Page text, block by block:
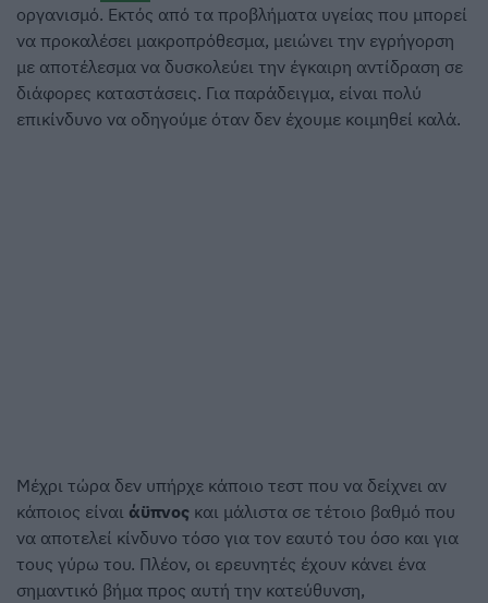
οργανισμό. Εκτός από τα προβλήματα υγείας που μπορεί
να προκαλέσει μακροπρόθεσμα, μειώνει την εγρήγορση
με αποτέλεσμα να δυσκολεύει την έγκαιρη αντίδραση σε
διάφορες καταστάσεις. Για παράδειγμα, είναι πολύ
επικίνδυνο να οδηγούμε όταν δεν έχουμε κοιμηθεί καλά.
Μέχρι τώρα δεν υπήρχε κάποιο τεστ που να δείχνει αν
κάποιος είναι άϋπνος και μάλιστα σε τέτοιο βαθμό που
να αποτελεί κίνδυνο τόσο για τον εαυτό του όσο και για
τους γύρω του. Πλέον, οι ερευνητές έχουν κάνει ένα
σημαντικό βήμα προς αυτή την κατεύθυνση,